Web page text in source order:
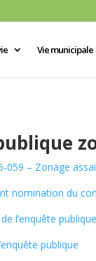
Vie municipale
059 – Zonage
nomination du
l’enquête
publique